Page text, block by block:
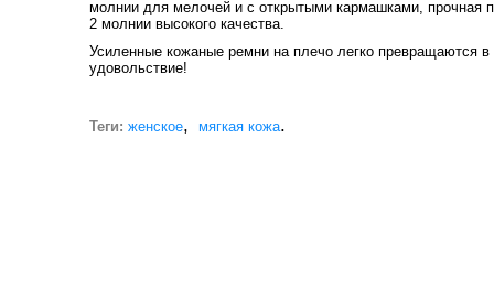
молнии для мелочей и с открытыми кармашками, прочная
2 молнии высокого качества.
Усиленные кожаные ремни на плечо легко превращаются
удовольствие!
Теги: женское, мягкая кожа.